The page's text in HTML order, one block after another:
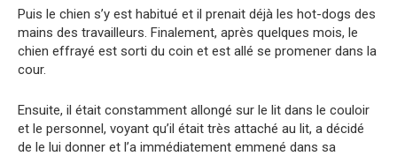
Puis le chien s’y est habitué et il prenait déjà les hot-dogs des
mains des travailleurs. Finalement, après quelques mois, le
chien effrayé est sorti du coin et est allé se promener dans la
cour.
Ensuite, il était constamment allongé sur le lit dans le couloir
et le personnel, voyant qu’il était très attaché au lit, a décidé
de le lui donner et l’a immédiatement emmené dans sa